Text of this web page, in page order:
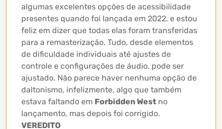
algumas excelentes opções de acessibilidade
presentes quando foi lançada em 2022, e estou
feliz em dizer que todas elas foram transferidas
para a remasterização. Tudo, desde elementos
de dificuldade individuais até ajustes de
controle e configurações de áudio, pode ser
ajustado. Não parece haver nenhuma opção de
daltonismo, infelizmente, algo que também
estava faltando em Forbidden West no
lançamento, mas depois foi corrigido.
VEREDITO